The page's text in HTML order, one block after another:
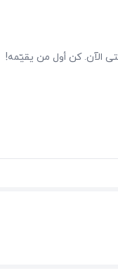
الآن. كن أول من يقيّمه!